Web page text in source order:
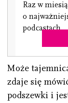
Raz w
o
podcastach.
Może
zdaje się
podszewki i